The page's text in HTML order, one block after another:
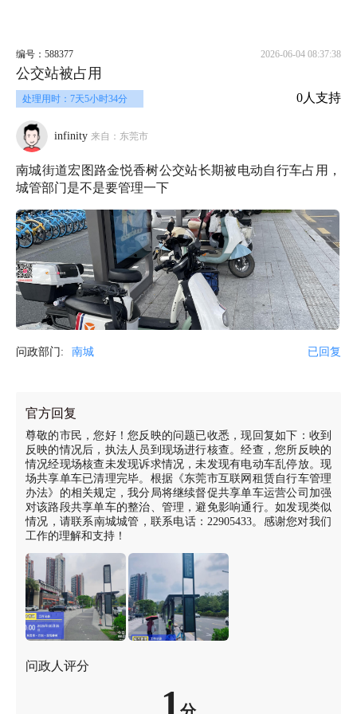
编号：588377 2026-06-04 08:37:38
公交站被占用
处理用时：7天5小时34分 0人支持
infinity 来自：东莞市
南城街道宏图路金悦香树公交站长期被电动自行车占用，
城管部门是不是要管理一下
问政部门: 南城 已回复
官方回复
尊敬的市民，您好！您反映的问题已收悉，现回复如下：收到
反映的情况后，执法人员到现场进行核查。经查，您所反映的
情况经现场核查未发现诉求情况，未发现有电动车乱停放。现
场共享单车已清理完毕。根据《东莞市互联网租赁自行车管理
办法》的相关规定，我分局将继续督促共享单车运营公司加强
对该路段共享单车的整治、管理，避免影响通行。如发现类似
情况，请联系南城城管，联系电话：22905433。感谢您对我们
工作的理解和支持！
问政人评分
1